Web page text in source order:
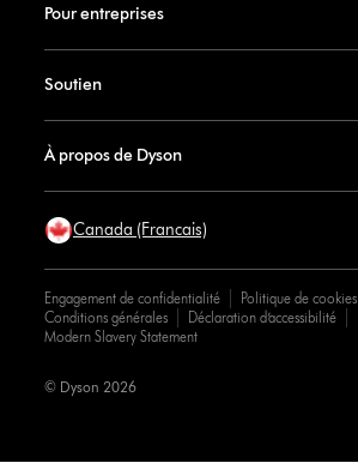
Pour entreprises
Soutien
À propos de Dyson
Canada (Francais)
Engagement de confidentialité
Politique de cookies
Conditions générales
Déclaration d’accessibilité
Modern Slavery Statement
© Dyson 2026